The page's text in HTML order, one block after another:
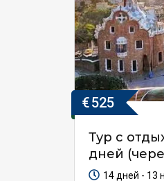
€525
Тур с
дней
14 дней - 13